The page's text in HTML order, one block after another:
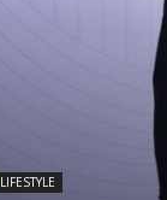
LIFESTYLE